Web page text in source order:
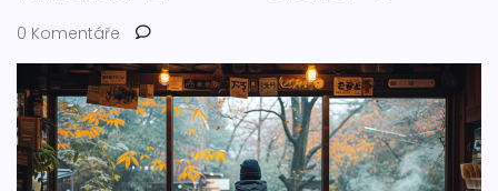
0 Komentáře